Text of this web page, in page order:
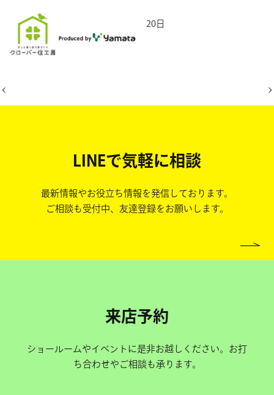
2026年4月20日
LINEで気軽に相談
最新情報やお役立ち情報を発信しております。
ご相談も受付中、友達登録をお願いします。
来店予約
ショールームやイベントに是非お越しください。お打
ち合わせやご相談も承ります。